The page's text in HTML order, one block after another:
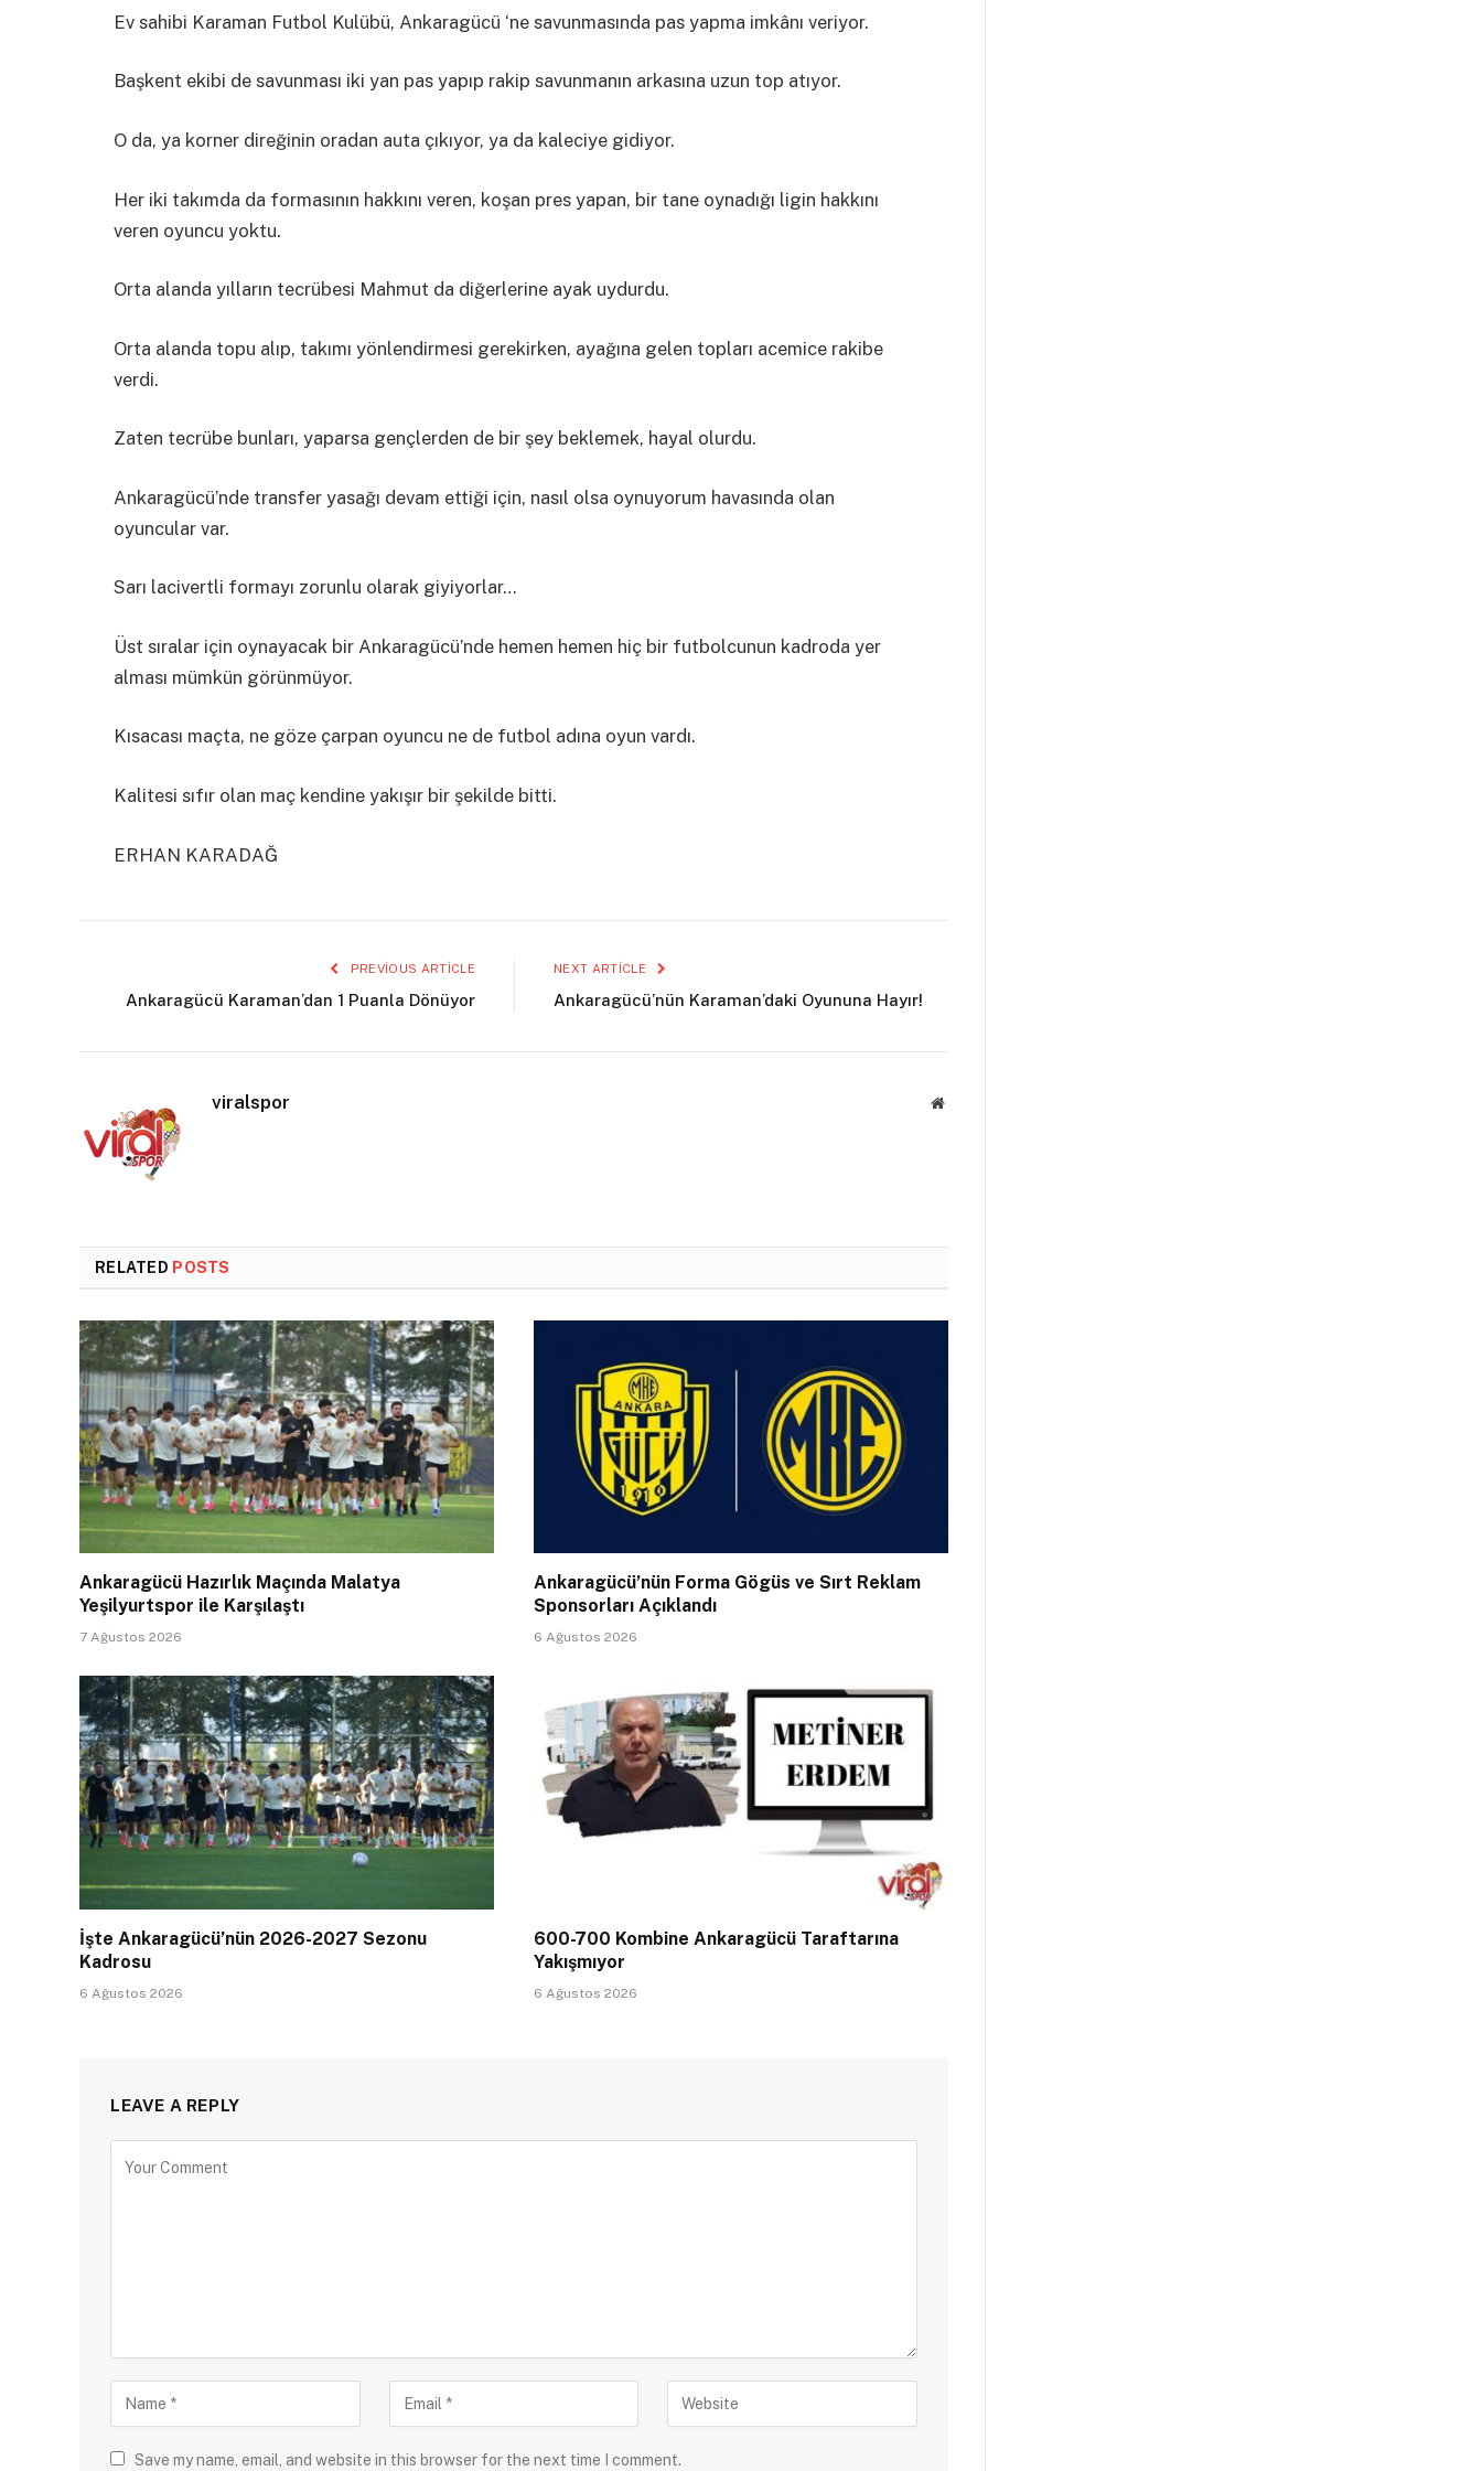
Ev sahibi Karaman Futbol Kulübü, Ankaragücü ‘ne savunmasında pas yapma imkânı veriyor.
Başkent ekibi de savunması iki yan pas yapıp rakip savunmanın arkasına uzun top atıyor.
O da, ya korner direğinin oradan auta çıkıyor, ya da kaleciye gidiyor.
Her iki takımda da formasının hakkını veren, koşan pres yapan, bir tane oynadığı ligin hakkını
veren oyuncu yoktu.
Orta alanda yılların tecrübesi Mahmut da diğerlerine ayak uydurdu.
Orta alanda topu alıp, takımı yönlendirmesi gerekirken, ayağına gelen topları acemice rakibe
verdi.
Zaten tecrübe bunları, yaparsa gençlerden de bir şey beklemek, hayal olurdu.
Ankaragücü’nde transfer yasağı devam ettiği için, nasıl olsa oynuyorum havasında olan
oyuncular var.
Sarı lacivertli formayı zorunlu olarak giyiyorlar…
Üst sıralar için oynayacak bir Ankaragücü’nde hemen hemen hiç bir futbolcunun kadroda yer
alması mümkün görünmüyor.
Kısacası maçta, ne göze çarpan oyuncu ne de futbol adına oyun vardı.
Kalitesi sıfır olan maç kendine yakışır bir şekilde bitti.
ERHAN KARADAĞ
PREVIOUS ARTICLE
Ankaragücü Karaman’dan 1 Puanla Dönüyor
NEXT ARTICLE
Ankaragücü’nün Karaman’daki Oyununa Hayır!
viralspor Website
RELATED POSTS
Ankaragücü Hazırlık Maçında Malatya
Yeşilyurtspor ile Karşılaştı
7 Ağustos 2026
Ankaragücü’nün Forma Gögüs ve Sırt Reklam
Sponsorları Açıklandı
6 Ağustos 2026
İşte Ankaragücü’nün 2026-2027 Sezonu
Kadrosu
6 Ağustos 2026
600-700 Kombine Ankaragücü Taraftarına
Yakışmıyor
6 Ağustos 2026
LEAVE A REPLY
Save my name, email, and website in this browser for the next time I comment.